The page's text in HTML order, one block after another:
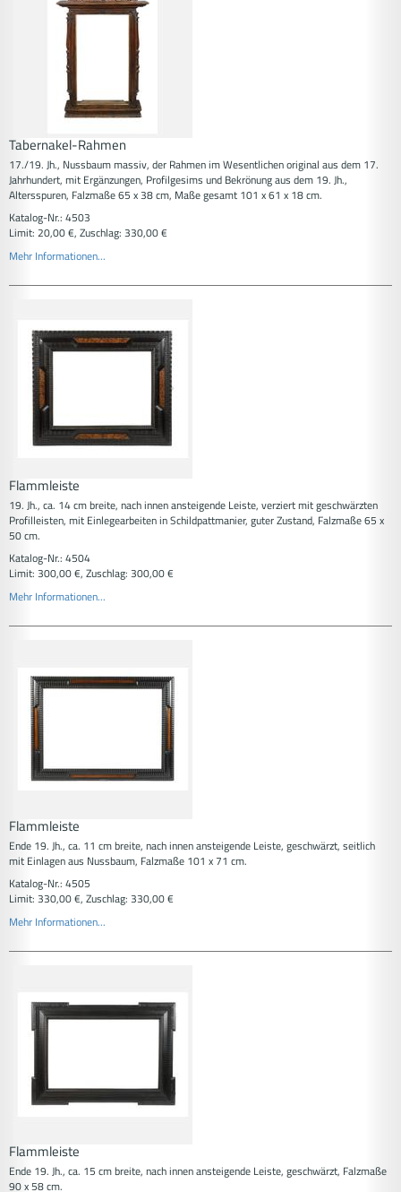
Tabernakel-Rahmen
17./19. Jh., Nussbaum massiv, der Rahmen im Wesentlichen original aus dem 17.
Jahrhundert, mit Ergänzungen, Profilgesims und Bekrönung aus dem 19. Jh.,
Altersspuren, Falzmaße 65 x 38 cm, Maße gesamt 101 x 61 x 18 cm.
Katalog-Nr.: 4503
Limit: 20,00 €, Zuschlag: 330,00 €
Mehr Informationen...
Flammleiste
19. Jh., ca. 14 cm breite, nach innen ansteigende Leiste, verziert mit geschwärzten
Profilleisten, mit Einlegearbeiten in Schildpattmanier, guter Zustand, Falzmaße 65 x
50 cm.
Katalog-Nr.: 4504
Limit: 300,00 €, Zuschlag: 300,00 €
Mehr Informationen...
Flammleiste
Ende 19. Jh., ca. 11 cm breite, nach innen ansteigende Leiste, geschwärzt, seitlich
mit Einlagen aus Nussbaum, Falzmaße 101 x 71 cm.
Katalog-Nr.: 4505
Limit: 330,00 €, Zuschlag: 330,00 €
Mehr Informationen...
Flammleiste
Ende 19. Jh., ca. 15 cm breite, nach innen ansteigende Leiste, geschwärzt, Falzmaße
90 x 58 cm.